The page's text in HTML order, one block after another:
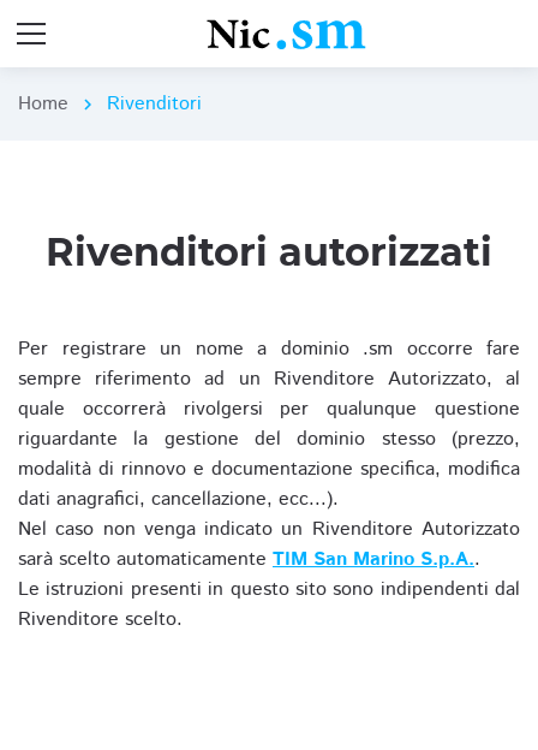
Home chevron_right Rivenditori
Rivenditori autorizzati
Per registrare un nome a dominio .sm occorre fare
sempre riferimento ad un Rivenditore Autorizzato, al
quale occorrerà rivolgersi per qualunque questione
riguardante la gestione del dominio stesso (prezzo,
modalità di rinnovo e documentazione specifica, modifica
dati anagrafici, cancellazione, ecc...).
Nel caso non venga indicato un Rivenditore Autorizzato
sarà scelto automaticamente TIM San Marino S.p.A..
Le istruzioni presenti in questo sito sono indipendenti dal
Rivenditore scelto.